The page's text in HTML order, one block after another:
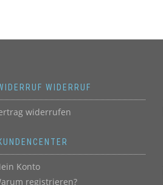
WIDERRUF
widerrufen
Konto
registrieren?